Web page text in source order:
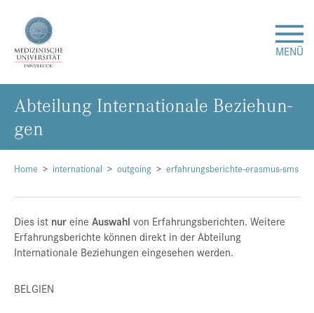
MENÜ
Forschung
Studium & Lehre
Über uns
Home international outgoing erfahrungsberichte-erasmus-sms
Dies ist nureine Auswahl von Erfahrungsberichten. Weitere
Erfahrungsberichte können direkt in der Abteilung
Internationale Beziehungen eingesehen werden.
BELGIEN
Ab­tei­lung In­ter­na­tio­na­le Be­zie­hun­
gen